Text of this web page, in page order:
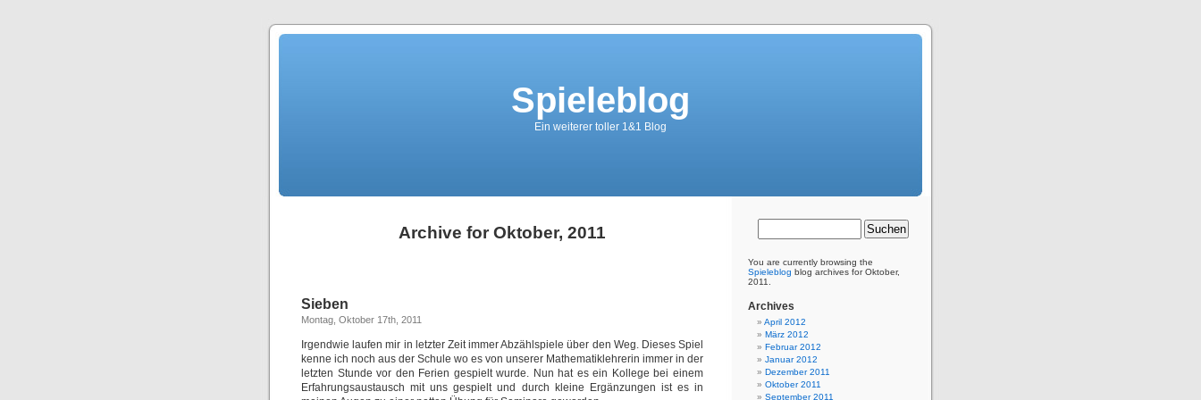
Spieleblog
Ein weiterer toller 1&1 Blog
Archive for Oktober, 2011
Sieben
Montag, Oktober 17th, 2011
Irgendwie laufen mir in letzter Zeit immer Abzählspiele über den Weg. Dieses Spiel
kenne ich noch aus der Schule wo es von unserer Mathematiklehrerin immer in der
letzten Stunde vor den Ferien gespielt wurde. Nun hat es ein Kollege bei einem
Erfahrungsaustausch mit uns gespielt und durch kleine Ergänzungen ist es in
You are currently browsing the
Spieleblog blog archives for Oktober,
2011.
Archives
April 2012
März 2012
Februar 2012
Januar 2012
Dezember 2011
Oktober 2011
September 2011